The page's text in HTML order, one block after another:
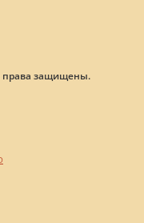
права защищены.